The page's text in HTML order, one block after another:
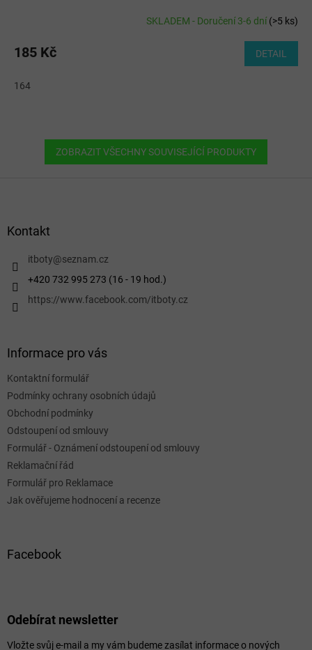
SKLADEM - Doručení 3-6 dní(>5 ks)
185 Kč DETAIL
164
ZOBRAZIT VŠECHNY SOUVISEJÍCÍ PRODUKTY
Kontakt
itboty@seznam.cz
+420 732 995 273 (16 - 19 hod.)
https://www.facebook.com/itboty.cz
Informace pro vás
Kontaktní formulář
Podmínky ochrany osobních údajů
Obchodní podmínky
Odstoupení od smlouvy
Formulář - Oznámení odstoupení od smlouvy
Reklamační řád
Formulář pro Reklamace
Jak ověřujeme hodnocení a recenze
Facebook
Odebírat newsletter
Vložte svůj e-mail a my vám budeme zasílat informace o nových